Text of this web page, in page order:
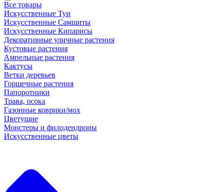
Все товары
Искусственные Туи
Искусственные Самшиты
Искусственные Кипарисы
Декоративные уличные растения
Кустовые растения
Ампельные растения
Кактусы
Ветки деревьев
Горшечные растения
Папоротники
Трава, осока
Газонные коврики/мох
Цветущие
Монстеры и филодендроны
Искусственные цветы